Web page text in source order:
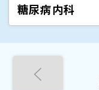
糖尿病内科